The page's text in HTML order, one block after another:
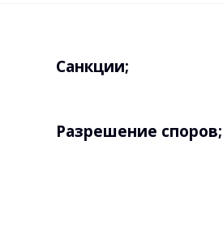
Санкции;
Разрешение споров;